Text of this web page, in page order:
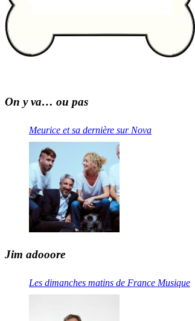
On y va… ou pas
Meurice et sa dernière sur Nova
Jim adooore
Les dimanches matins de France Musique